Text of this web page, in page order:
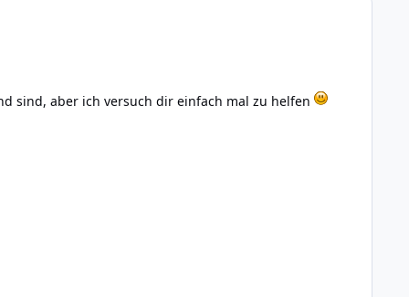
sind, aber ich versuch dir einfach mal zu helfen